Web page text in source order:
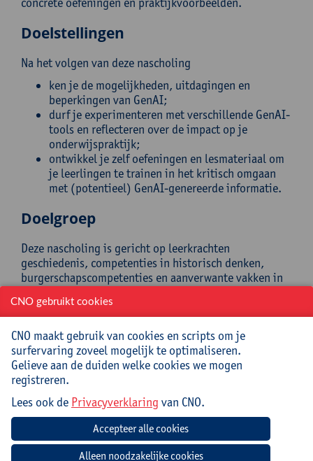
Doelstellingen
Na het volgen van deze nascholing
ken je de mogelijkheden, uitdagingen en
beperkingen van GenAI;
durf je experimenteren met verschillende GenAI-
tools en reflecteren over de impact op je
onderwijspraktijk;
ontwikkel je zelf oefeningen en lesmateriaal om
je leerlingen te trainen in het kritisch omgaan
met (potentieel) GenAI-genereerde informatie.
Doelgroep
Deze nascholing is gericht op leerkrachten
geschiedenis, competenties in historisch denken,
burgerschapscompetenties en aanverwante vakken in
De nascholing richt zich zowel op leerkrachten zonder
voorkennis van GenAI-tools, als op leerkrachten die
reeds met GenAI aan de slag zijn gegaan.
Mee te brengen door cursist
Een opgeladen laptop
Verwachte voorbereiding door
deelnemer
CNO gebruikt cookies
CNO maakt gebruik van cookies en scripts om je
surfervaring zoveel mogelijk te optimaliseren.
Gelieve aan de duiden welke cookies we mogen
registreren.
Lees ook de Privacyverklaring van CNO.